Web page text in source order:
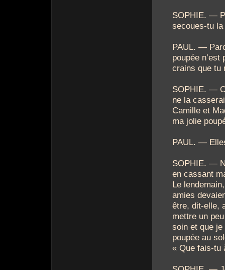
SOPHIE. —
secoues-tu la
PAUL. —
poupée n’est
crains que tu
SOPHIE. —
ne la
Camille et
ma jolie
PAUL. —
SOPHIE. —
en cassant
Le
amies
être, dit-elle,
mettre un
soin et que
poupée au
« Que fais-tu